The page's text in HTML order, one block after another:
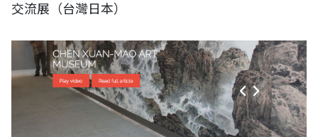
交流展（台灣日本）